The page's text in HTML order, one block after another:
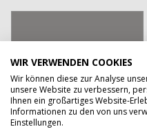
WIR VERWENDEN COOKIES
Wir können diese zur Analyse
unsere Website zu verbessern,
Ihnen ein großartiges Website-
Informationen zu den von uns
Einstellungen.